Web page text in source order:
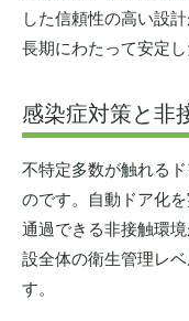
した信頼性の高い設
長期にわたって安定し
感染症対策と非
不特定多数が触れる
のです。自動ドア化
通過できる非接触環
設全体の衛生管理レ
す。